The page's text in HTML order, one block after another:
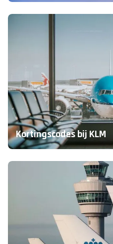
Kortingscodes bij KLM